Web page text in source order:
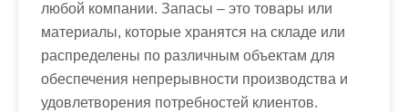
любой компании. Запасы – это товары или
материалы, которые хранятся на складе или
распределены по различным объектам для
обеспечения непрерывности производства и
удовлетворения потребностей клиентов.